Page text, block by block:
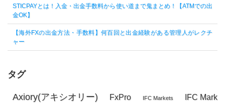
STICPAYとは！入金・出金手数料から使い道まで鬼まとめ！【ATMでの出
金OK】
【海外FXの出金方法・手数料】何百回と出金経験がある管理人がレクチ
ャー
タグ
Axiory(アキシオリー) FxPro IFC Markets IFC Mark